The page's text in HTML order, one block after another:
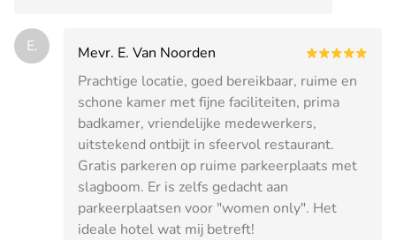
E.
Mevr. E. Van Noorden
Prachtige locatie, goed bereikbaar, ruime en
schone kamer met fijne faciliteiten, prima
badkamer, vriendelijke medewerkers,
uitstekend ontbijt in sfeervol restaurant.
Gratis parkeren op ruime parkeerplaats met
slagboom. Er is zelfs gedacht aan
parkeerplaatsen voor "women only". Het
ideale hotel wat mij betreft!